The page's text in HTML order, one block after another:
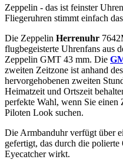
Zeppelin - das ist feinster
Fliegeruhren stimmt einfach
Die Zeppelin Herrenuhr
flugbegeisterte Uhrenfans aus
Zeppelin GMT 43 mm. Die
zweiten Zeitzone ist anhand
hervorgehobenen zweiten
Heimatzeit und Ortszeit
perfekte Wahl, wenn Sie einen
Piloten Look suchen.
Die Armbanduhr verfügt über
gefertigt, das durch die polierte
Eyecatcher wirkt.